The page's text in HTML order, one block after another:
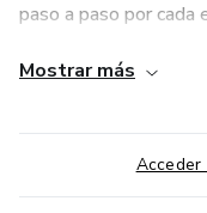
paso a paso por
dolor y aprender del
cambio que
recuperando la
control de tu vida y,
Mostrar más
Acceder